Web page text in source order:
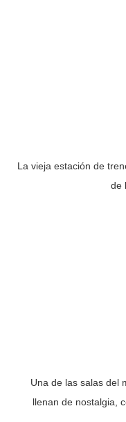
La vieja estación de
de
Una de las salas del
llenan de nostalgia,